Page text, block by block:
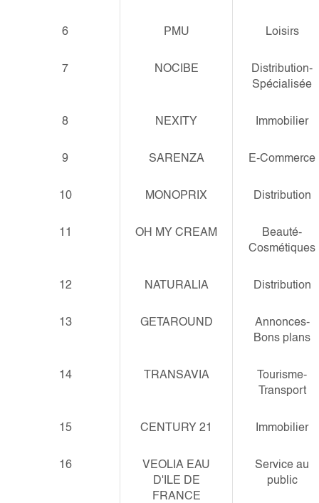
6 PMU Loisirs
7 NOCIBE
Distribution-
Spécialisée
8 NEXITY Immobilier
9 SARENZA E-Commerce
10 MONOPRIX Distribution
11 OH MY CREAM
Beauté-
Cosmétiques
12 NATURALIA Distribution
13 GETAROUND
Annonces-
Bons plans
14 TRANSAVIA
Tourisme-
Transport
15 CENTURY 21 Immobilier
16
VEOLIA EAU
D'ILE DE
FRANCE
Service au
public